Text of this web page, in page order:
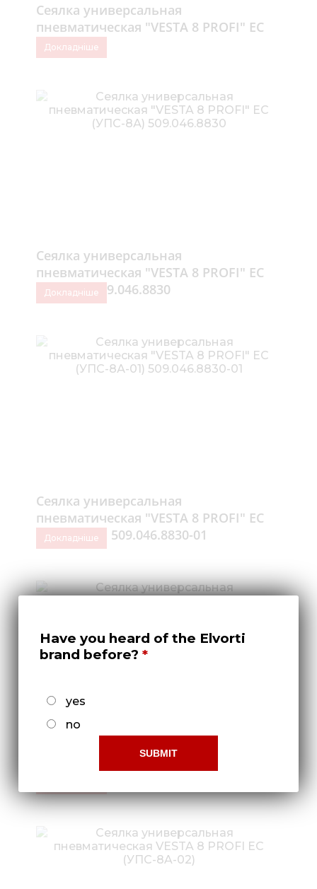
Сеялка универсальная
пневматическая "VESTA 8 PROFI" ЕС
(УПС-8А)
Докладніше
Сеялка универсальная
пневматическая "VESTA 8 PROFI" ЕС
(УПС-8А) 509.046.8830
Докладніше
Сеялка универсальная
пневматическая "VESTA 8 PROFI" ЕС
(УПС-8А-01) 509.046.8830-01
Докладніше
Сеялка универсальная
Have you heard of the Elvorti
brand before?
yes
no